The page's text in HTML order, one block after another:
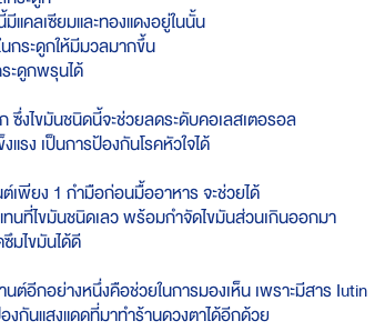
แคลเซียมและทองแดงอยู่ในนั้น
กระดูกให้มีมวลมากขึ้น
ะดูกพรุนได้
ซึ่งไขมันชนิดนี้จะช่วยลดระดับคอเลสเตอรอล
แรง เป็นการป้องกันโรคหัวใจได้
เพียง 1 กำมือก่อนมื้ออาหาร จะช่วยได้
ทนที่ไขมันชนิดเลว พร้อมกำจัดไขมันส่วนเกินออกมา
มไขมันได้ดี
ต์อีกอย่างหนึ่งคือช่วยในการมองเห็น เพราะมีสาร Iutin
งกันแสงแดดที่มาทำร้านดวงตาได้อีกด้วย